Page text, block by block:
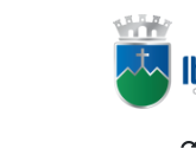
Câmara